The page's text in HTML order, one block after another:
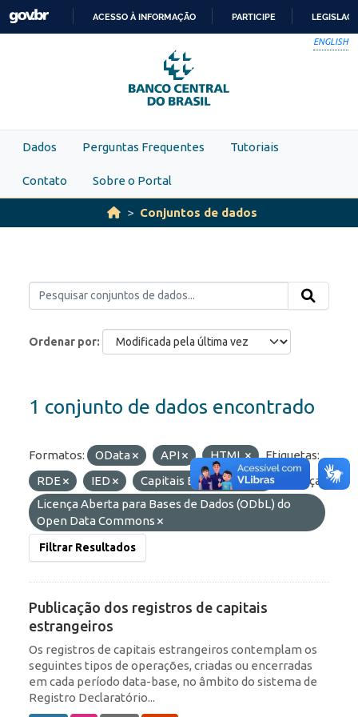
Skip to main content
PARA
O
CONTEÚDO
ACESSO À INFORMAÇÃO PARTICIPE
ENGLISH
Dados Perguntas Frequentes Tutoriais
Contato Sobre o Portal
Conjuntos de dados
Ordenar por
1 conjunto de dados encontrado
Formatos: OData API HTML
Etiquetas:
RDE
IED Capitais Estrangeiros
Licenças:
Licença Aberta para Bases de Dados (ODbL) do
Open Data Commons
Filtrar Resultados
Publicação dos registros de capitais
estrangeiros
Os registros de capitais estrangeiros contemplam os
seguintes tipos de operações, criadas ou encerradas
em cada período data-base, no âmbito do sistema de
Registro Declaratório...